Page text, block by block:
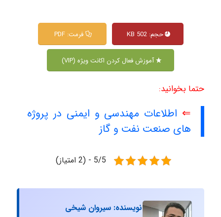
حجم: 502 KB فرمت: PDF
آموزش فعال کردن اکانت ویژه (VIP)
حتما بخوانید:
⇐ اطلاعات مهندسی و ایمنی در پروژه
های صنعت نفت و گاز
5/5 - (2 امتیاز)
نویسنده: سیروان شیخی